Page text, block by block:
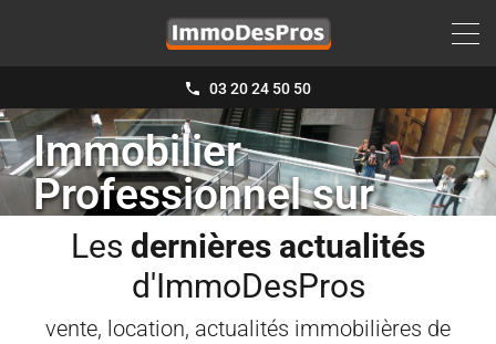
03 20 24 50 50
Immobilier
Professionnel sur
Lille et sa Métropole
Les dernières actualités
d'ImmoDesPros
vente, location, actualités immobilières de